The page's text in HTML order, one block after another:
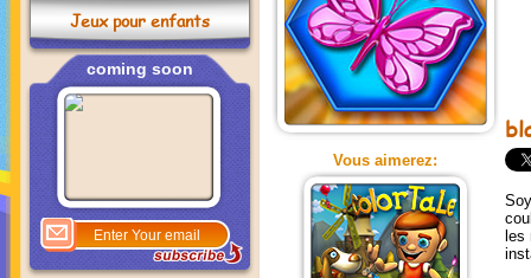
Jeux pour enfants
coming soon
Vous aimerez: